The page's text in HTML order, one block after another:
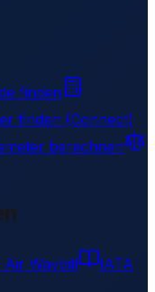
finden
finden (Connect)
berechnen
Air Waybill IATA